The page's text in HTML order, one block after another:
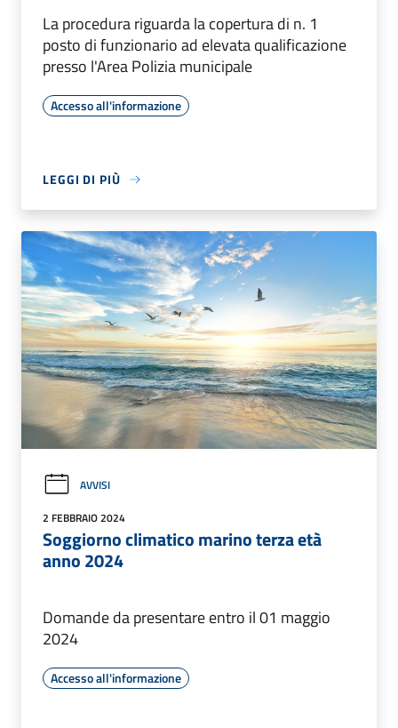
La procedura riguarda la copertura di n. 1
posto di funzionario ad elevata qualificazione
presso l'Area Polizia municipale
Accesso all'informazione
LEGGI DI PIÙ
AVVISI
2 FEBBRAIO 2024
Soggiorno climatico marino terza età
anno 2024
Domande da presentare entro il 01 maggio
2024
Accesso all'informazione